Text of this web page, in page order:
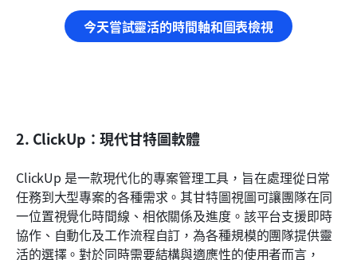
今天嘗試靈活的時間軸和圖表檢視
2. ClickUp：現代甘特圖軟體
ClickUp 是一款現代化的專案管理工具，旨在處理從日常
任務到大型專案的各種需求。其甘特圖視圖可讓團隊在同
一位置視覺化時間線、相依關係及進度。該平台支援即時
協作、自動化及工作流程自訂，為各種規模的團隊提供靈
活的選擇。對於同時需要結構與適應性的使用者而言，